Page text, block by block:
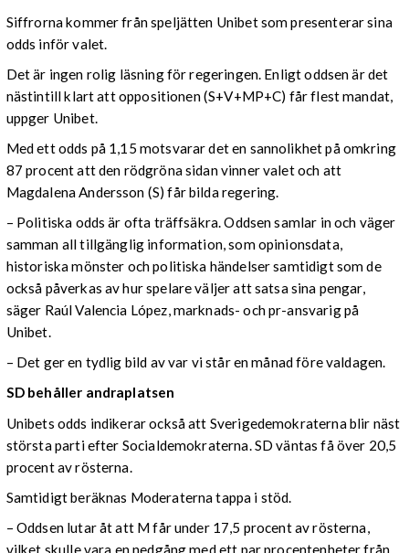
Siffrorna kommer från speljätten Unibet som presenterar sina
odds inför valet.
Det är ingen rolig läsning för regeringen. Enligt oddsen är det
nästintill klart att oppositionen (S+V+MP+C) får flest mandat,
uppger Unibet.
Med ett odds på 1,15 motsvarar det en sannolikhet på omkring
87 procent att den rödgröna sidan vinner valet och att
Magdalena Andersson (S) får bilda regering.
– Politiska odds är ofta träffsäkra. Oddsen samlar in och väger
samman all tillgänglig information, som opinionsdata,
historiska mönster och politiska händelser samtidigt som de
också påverkas av hur spelare väljer att satsa sina pengar,
säger Raúl Valencia López, marknads- och pr-ansvarig på
Unibet.
– Det ger en tydlig bild av var vi står en månad före valdagen.
SD behåller andraplatsen
Unibets odds indikerar också att Sverigedemokraterna blir näst
största parti efter Socialdemokraterna. SD väntas få över 20,5
procent av rösterna.
Samtidigt beräknas Moderaterna tappa i stöd.
– Oddsen lutar åt att M får under 17,5 procent av rösterna,
vilket skulle vara en nedgång med ett par procentenheter från